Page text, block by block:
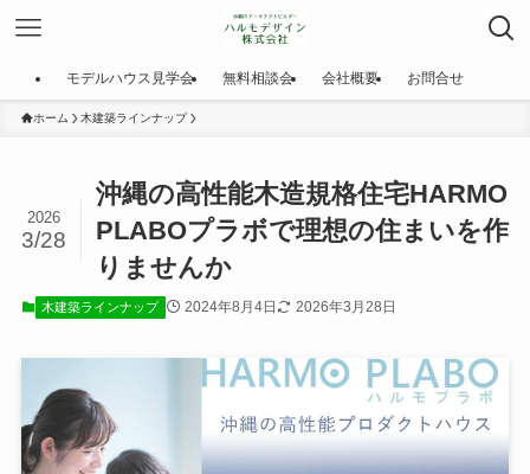
モデルハウス見学会 無料相談会 会社概要 お問合せ
ホーム 木建築ラインナップ
沖縄の高性能木造規格住宅HARMO
PLABOプラボで理想の住まいを作
りませんか
2026
3/28
木建築ラインナップ 2024年8月4日 2026年3月28日